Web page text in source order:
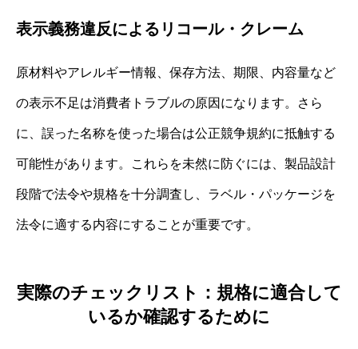
表示義務違反によるリコール・クレーム
原材料やアレルギー情報、保存方法、期限、内容量など
の表示不足は消費者トラブルの原因になります。さら
に、誤った名称を使った場合は公正競争規約に抵触する
可能性があります。これらを未然に防ぐには、製品設計
段階で法令や規格を十分調査し、ラベル・パッケージを
法令に適する内容にすることが重要です。
実際のチェックリスト：規格に適合して
いるか確認するために